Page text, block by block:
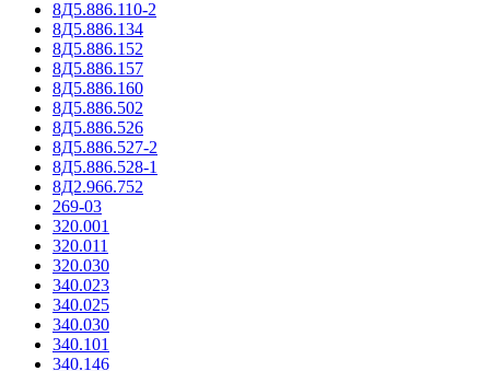
8Д5.886.110-2
8Д5.886.134
8Д5.886.152
8Д5.886.157
8Д5.886.160
8Д5.886.502
8Д5.886.526
8Д5.886.527-2
8Д5.886.528-1
8Д2.966.752
269-03
320.001
320.011
320.030
340.023
340.025
340.030
340.101
340.146